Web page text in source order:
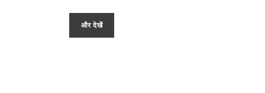
नेशनल कॉन्फ्रेंस के लिए एक मजबूत राजनीतिक वातावरण को
दर्शाती है।
और देखें